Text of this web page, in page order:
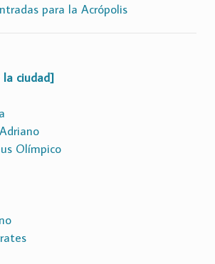
para la Acrópolis
ciudad]
Olímpico